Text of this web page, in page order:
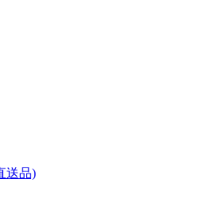
送品)